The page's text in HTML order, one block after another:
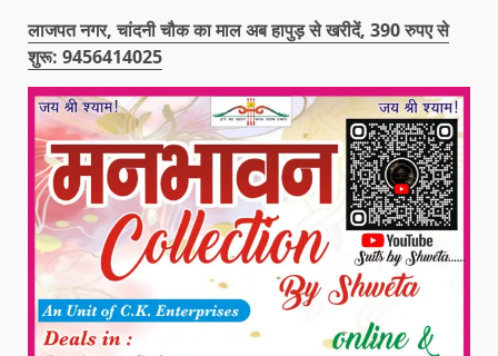
लाजपत नगर, चांदनी चौक का माल अब हापुड़ से खरीदें, 390 रुपए से
शुरू: 9456414025